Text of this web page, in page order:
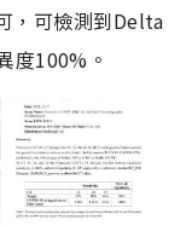
，可檢測到Delta
度100%。